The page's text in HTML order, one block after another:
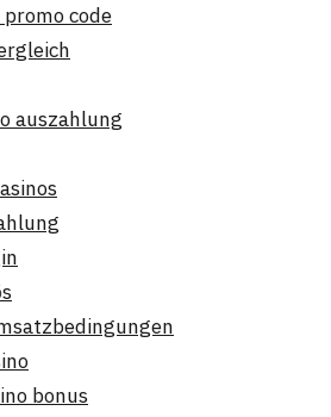
code
auszahlung
bonus